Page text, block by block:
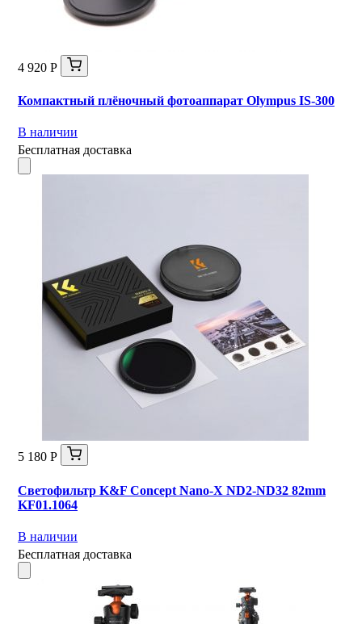
4 920 Р
Компактный плёночный фотоаппарат Olympus IS-300
В наличии
Бесплатная доставка
5 180 Р
Светофильтр K&F Concept Nano-X ND2-ND32 82mm
KF01.1064
В наличии
Бесплатная доставка